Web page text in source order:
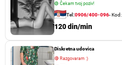
🟢 Čekam tvoj poziv!
Tel:0906/400-096- Kod:
120 din/min
Diskretna udovica
🔴 Razgovaram :)